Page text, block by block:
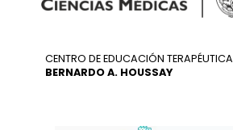
CENTRO DE EDUCACIÓN TERAPÉUTICA
BERNARDO A. HOUSSAY